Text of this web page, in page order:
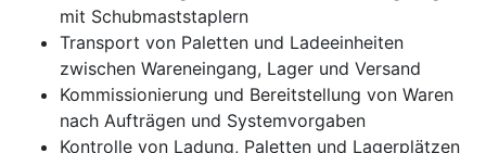
mit Schubmaststaplern
Transport von Paletten und Ladeeinheiten
zwischen Wareneingang, Lager und Versand
Kommissionierung und Bereitstellung von Waren
nach Aufträgen und Systemvorgaben
Kontrolle von Ladung, Paletten und Lagerplätzen